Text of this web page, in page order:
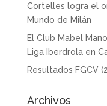
Cortelles logra el
Mundo de Milán
El Club Mabel
Liga Iberdrola en
Resultados FGCV
Archivos